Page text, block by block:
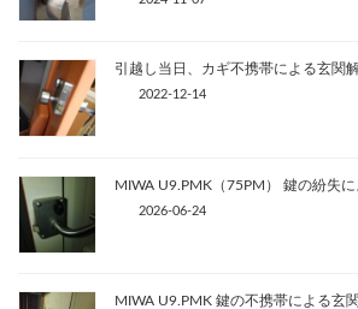
引越し当日、カギ不携帯による玄関
2022-12-14
MIWA U9.PMK（75PM） 鍵の紛失
2026-06-24
MIWA U9.PMK 鍵の不携帯による玄